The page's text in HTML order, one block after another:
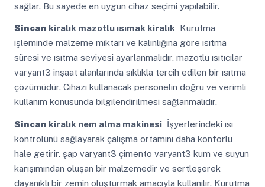
sağlar. Bu sayede en uygun cihaz seçimi yapılabilir.
Sincan kiralık mazotlu ısımak kiralık Kurutma
işleminde malzeme miktarı ve kalınlığına göre ısıtma
süresi ve ısıtma seviyesi ayarlanmalıdır. mazotlu ısıtıcılar
varyant3 inşaat alanlarında sıklıkla tercih edilen bir ısıtma
çözümüdür. Cihazı kullanacak personelin doğru ve verimli
kullanım konusunda bilgilendirilmesi sağlanmalıdır.
Sincan kiralık nem alma makinesiİşyerlerindeki ısı
kontrolünü sağlayarak çalışma ortamını daha konforlu
hale getirir. şap varyant3 çimento varyant3 kum ve suyun
karışımından oluşan bir malzemedir ve sertleşerek
dayanıklı bir zemin oluşturmak amacıyla kullanılır. Kurutma